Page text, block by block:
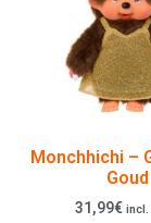
Monchhichi –
Goud
31,99€ incl.